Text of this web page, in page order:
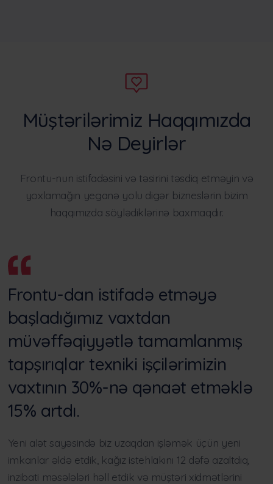
Müştərilərimiz Haqqımızda
Nə Deyirlər
Frontu-nun istifadəsini və təsirini təsdiq etməyin və
yoxlamağın yeganə yolu digər bizneslərin bizim
haqqımızda söylədiklərinə baxmaqdır.
Frontu-dan istifadə etməyə
başladığımız vaxtdan
müvəffəqiyyətlə tamamlanmış
tapşırıqlar texniki işçilərimizin
vaxtının 30%-nə qənaət etməklə
15% artdı.
Yeni alət sayəsində biz uzaqdan işləmək üçün yeni
imkanlar əldə etdik, kağız istehlakını 12 dəfə azaltdıq,
inzibati məsələləri həll etdik və müştəri xidmətlərini